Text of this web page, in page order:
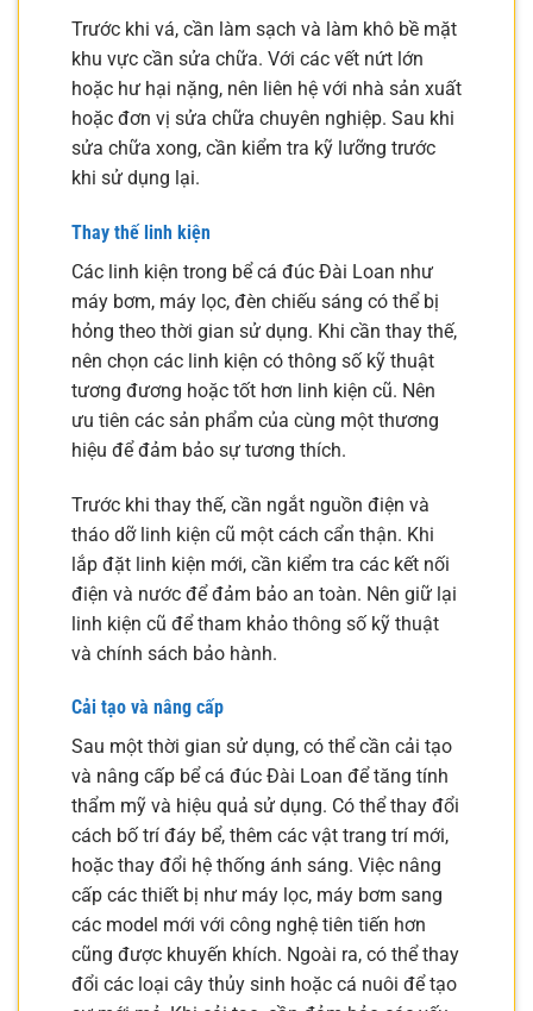
Trước khi vá, cần làm sạch và làm khô bề mặt
khu vực cần sửa chữa. Với các vết nứt lớn
hoặc hư hại nặng, nên liên hệ với nhà sản xuất
hoặc đơn vị sửa chữa chuyên nghiệp. Sau khi
sửa chữa xong, cần kiểm tra kỹ lưỡng trước
khi sử dụng lại.
Thay thế linh kiện
Các linh kiện trong bể cá đúc Đài Loan như
máy bơm, máy lọc, đèn chiếu sáng có thể bị
hỏng theo thời gian sử dụng. Khi cần thay thế,
nên chọn các linh kiện có thông số kỹ thuật
tương đương hoặc tốt hơn linh kiện cũ. Nên
ưu tiên các sản phẩm của cùng một thương
hiệu để đảm bảo sự tương thích.
Trước khi thay thế, cần ngắt nguồn điện và
tháo dỡ linh kiện cũ một cách cẩn thận. Khi
lắp đặt linh kiện mới, cần kiểm tra các kết nối
điện và nước để đảm bảo an toàn. Nên giữ lại
linh kiện cũ để tham khảo thông số kỹ thuật
và chính sách bảo hành.
Cải tạo và nâng cấp
Sau một thời gian sử dụng, có thể cần cải tạo
và nâng cấp bể cá đúc Đài Loan để tăng tính
thẩm mỹ và hiệu quả sử dụng. Có thể thay đổi
cách bố trí đáy bể, thêm các vật trang trí mới,
hoặc thay đổi hệ thống ánh sáng. Việc nâng
cấp các thiết bị như máy lọc, máy bơm sang
các model mới với công nghệ tiên tiến hơn
cũng được khuyến khích. Ngoài ra, có thể thay
đổi các loại cây thủy sinh hoặc cá nuôi để tạo